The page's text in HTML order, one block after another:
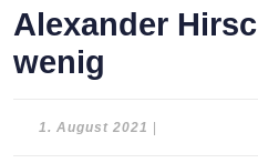
Alexander
wenig
1. August 2021 1.